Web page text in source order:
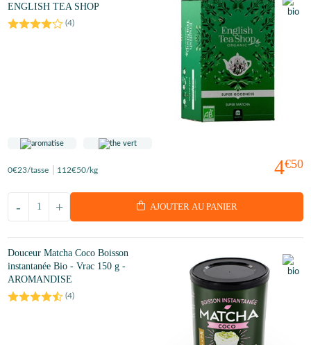
ENGLISH TEA SHOP
(4)
4€50
0€23/tasse 112€50/kg
+
- AJOUTER AU PANIER
Douceur Matcha Coco Boisson
instantanée Bio - Vrac 150 g -
AROMANDISE
(4)